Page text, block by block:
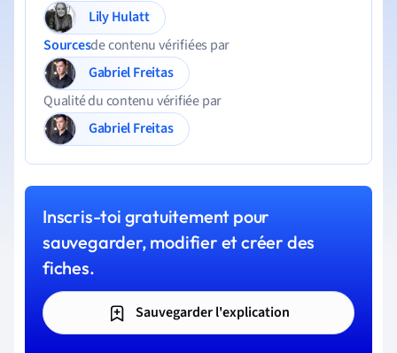
Lily Hulatt
Sourcesde contenu vérifiées par
Gabriel Freitas
Qualité du contenu vérifiée par
Gabriel Freitas
Inscris-toi gratuitement pour
sauvegarder, modifier et créer des
fiches.
Sauvegarder l'explication